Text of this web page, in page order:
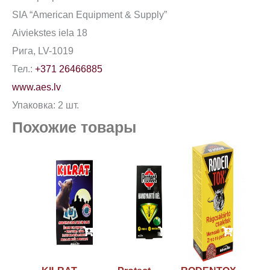
SIA “American Equipment & Supply”
Aiviekstes iela 18
Рига, LV-1019
Тел.: +371 26466885
www.aes.lv
Упаковка: 2 шт.
Похожие товары